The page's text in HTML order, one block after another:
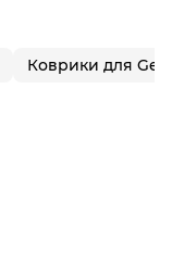
Коврики для